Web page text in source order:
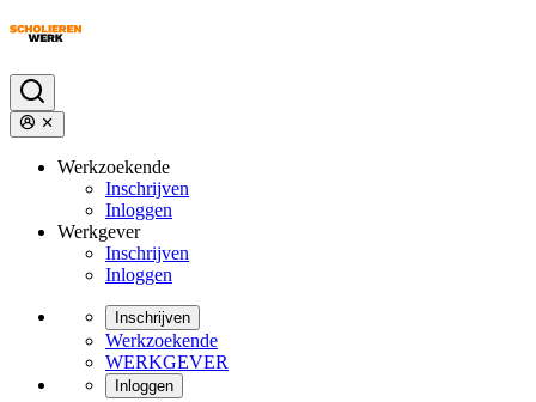
Werkzoekende
Inschrijven
Inloggen
Werkgever
Inschrijven
Inloggen
Inschrijven
Werkzoekende
WERKGEVER
Inloggen